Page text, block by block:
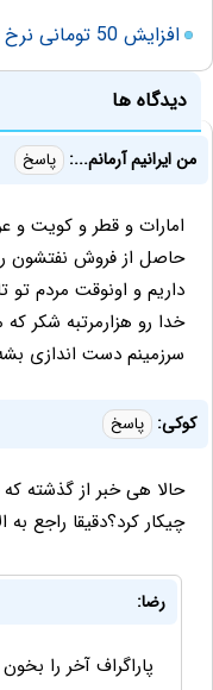
افزایش 50 تومانی نرخ بنزین در سال 94 + جدول
دیدگاه ها
من ایرانیم آرمانم...: پاسخ
امارات و قطر و کویت و
حاصل از فروش نفتشون
داریم و اونوقت مردم
خدا رو هزارمرتبه شکر که
سرزمینم دست اندازی
کوکی: پاسخ
حالا هی خبر از گذشته
چیکار کرد؟دقیقا راجع به
رضا:
پاراگراف آخر را